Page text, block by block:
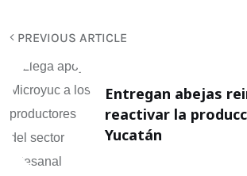
PREVIOUS ARTICLE
Entregan abejas
reactivar la
Yucatán